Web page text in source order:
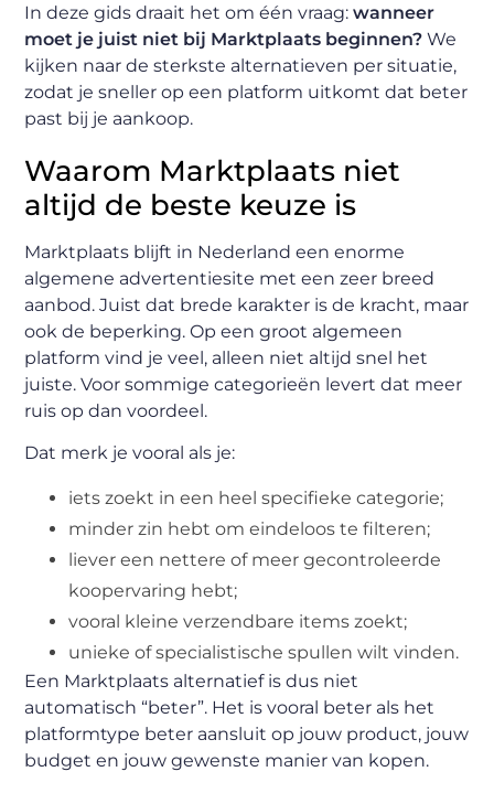
In deze gids draait het om één vraag:wanneer
moet je juist niet bij Marktplaats beginnen? We
kijken naar de sterkste alternatieven per situatie,
zodat je sneller op een platform uitkomt dat beter
past bij je aankoop.
Waarom Marktplaats niet
altijd de beste keuze is
Marktplaats blijft in Nederland een enorme
algemene advertentiesite met een zeer breed
aanbod. Juist dat brede karakter is de kracht, maar
ook de beperking. Op een groot algemeen
platform vind je veel, alleen niet altijd snel het
juiste. Voor sommige categorieën levert dat meer
ruis op dan voordeel.
Dat merk je vooral als je:
iets zoekt in een heel specifieke categorie;
minder zin hebt om eindeloos te filteren;
liever een nettere of meer gecontroleerde
koopervaring hebt;
vooral kleine verzendbare items zoekt;
unieke of specialistische spullen wilt vinden.
Een Marktplaats alternatief is dus niet
automatisch “beter”. Het is vooral beter als het
platformtype beter aansluit op jouw product, jouw
budget en jouw gewenste manier van kopen.